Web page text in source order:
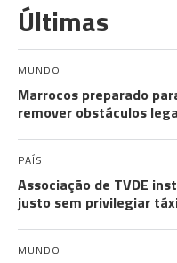
Últimas
MUNDO
Marrocos preparado
remover obstáculos
PAÍS
Associação de TVDE
justo sem privilegiar
MUNDO